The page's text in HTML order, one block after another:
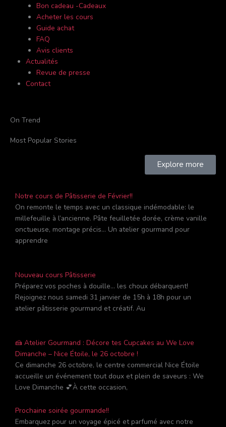
Bon cadeau -Cadeaux
Acheter les cours
Guide achat
FAQ
Avis clients
Actualités
Revue de presse
Contact
On Trend
Most Popular Stories
Explore more
Notre cours de Pâtisserie de Février!!
On remonte le temps avec un classique indémodable: le
millefeuille à l’ancienne. Pâte feuilletée dorée, crème vanille
onctueuse, montage précis… Un atelier gourmand pour
apprendre
Nouveau cours Pâtisserie
Préparez vos poches à douille… les choux débarquent!
Rejoignez nous samedi 31 janvier de 15h à 18h pour un
atelier pâtisserie gourmand et créatif. Au
🍰 Atelier Gourmand : Décore tes Cupcakes au We Love
Dimanche – Nice Étoile, le 26 octobre !
Ce dimanche 26 octobre, le centre commercial Nice Étoile
accueille un événement tout doux et plein de saveurs : We
Love Dimanche 💕À cette occasion,
Prochaine soirée gourmande!!
Embarquez pour un voyage épicé et parfumé avec notre